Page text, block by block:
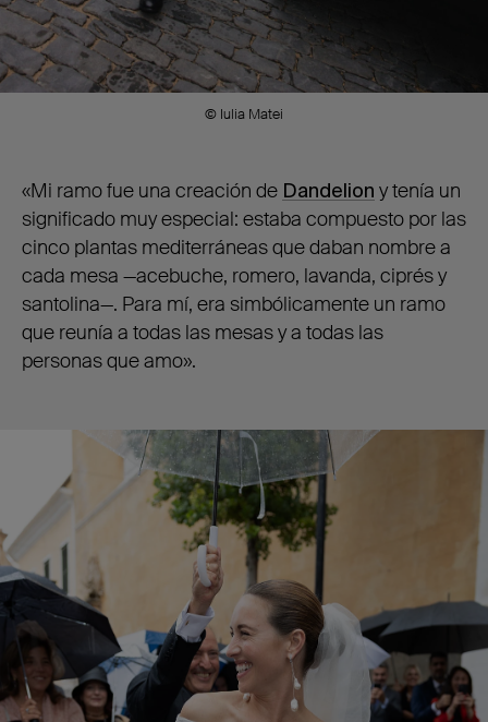
© Iulia Matei
«Mi ramo fue una creación de Dandelion y tenía un
significado muy especial: estaba compuesto por las
cinco plantas mediterráneas que daban nombre a
cada mesa —acebuche, romero, lavanda, ciprés y
santolina—. Para mí, era simbólicamente un ramo
que reunía a todas las mesas y a todas las
personas que amo».